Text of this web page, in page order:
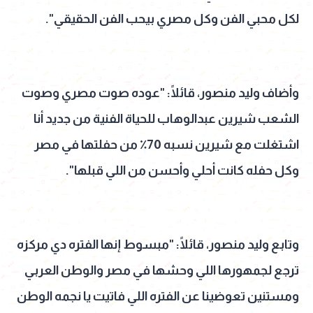
لكل محبي الفن وكل مصري بيحب الفن الحقيقي".
وأضاف وليد منصور، قائلًا: "عوده صوت مصري وصوت
الشعب شيرين عبدالوهاب للحياة الفنية من جديد أنا
اشتغلت مع شيرين نسبه 70٪؜ من حفلتها في مصر
وكل حفله كانت أحلي وأحسن من اللي قبلها".
وتابع وليد منصور، قائلًا: "مبسوط إنها الفتره دي مركزه
ترجع لجمهورها اللي وحشها في مصر والوطن العربي
ومستنين تعوضينا عن الفتره اللي فاتيت يا نجمه الوطن